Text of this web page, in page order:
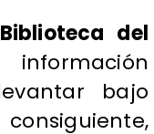
Biblioteca del
información
bajo